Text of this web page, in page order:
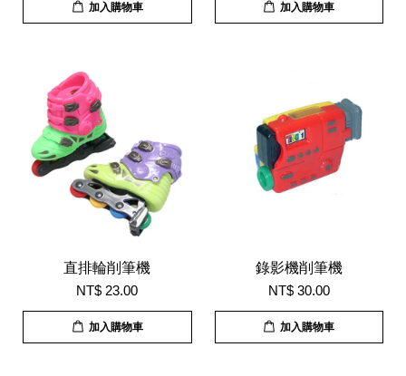
加入購物車 加入購物車
直排輪削筆機
NT$ 23.00
加入購物車
錄影機削筆機
NT$ 30.00
加入購物車